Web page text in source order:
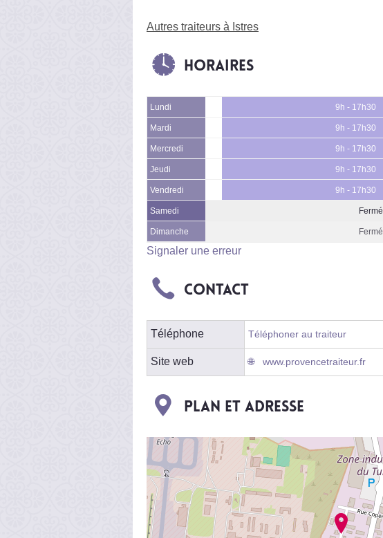
Autres traiteurs à Istres
Horaires
Lundi 9h - 17h30
Mardi 9h - 17h30
Mercredi 9h - 17h30
Jeudi 9h - 17h30
Vendredi 9h - 17h30
Samedi Fermé
Dimanche Fermé
Signaler une erreur
Contact
Téléphone Téléphoner au traiteur
Site web www.provencetraiteur.fr
Plan et adresse